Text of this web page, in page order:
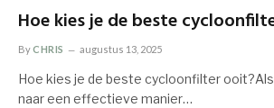
Hoe kies je de beste
ByCHRIS augustus 13, 2025
Hoe kies je de beste cycloonfilter
naar een effectieve manier…